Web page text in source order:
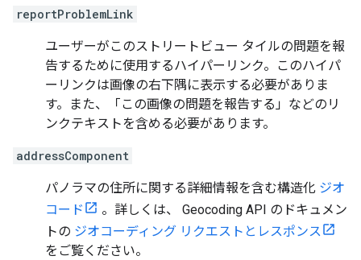
reportProblemLink
ユーザーがこのストリートビュー タイルの問題を報
告するために使用するハイパーリンク。このハイパ
ーリンクは画像の右下隅に表示する必要がありま
す。また、「この画像の問題を報告する」などのリ
ンクテキストを含める必要があります。
addressComponent
パノラマの住所に関する詳細情報を含む構造化 ジオ
コード
。詳しくは、 Geocoding API のドキュメン
トの ジオコーディング リクエストとレスポンス
をご覧ください。